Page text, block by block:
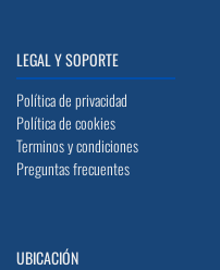
LEGAL Y SOPORTE
Política de privacidad
Política de cookies
Terminos y condiciones
Preguntas frecuentes
UBICACIÓN